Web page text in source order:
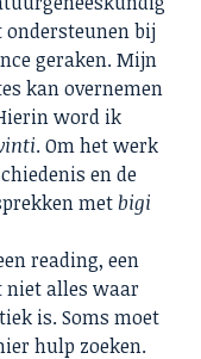
bij
geraken. Mijn
kan overnemen
word ik
. Om het werk
en de
metbigi
reading, een
niet alles waar
is. Soms moet
hulp zoeken.